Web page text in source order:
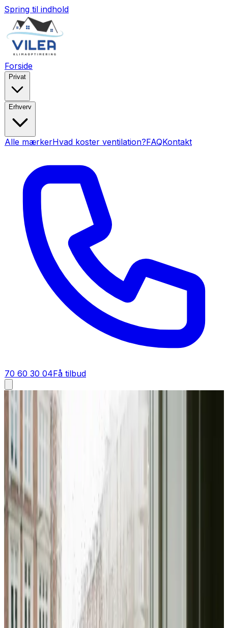
Spring til indhold
Forside
Privat
Erhverv
Alle mærkerHvad koster ventilation?FAQKontakt
70 60 30 04Få tilbud
Ventilation tilbud i
Få tilbud på ventilation i
Skal du have et tilbud på ventilation i Støvring? Vi giver
dig en fast pris på dit ventilationsanlæg — gratis,
uforpligtende og med svar inden 24 timer.